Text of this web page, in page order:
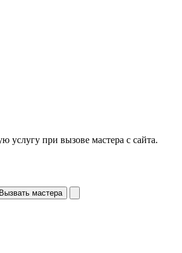
услугу при вызове мастера с сайта.
Вызвать мастера